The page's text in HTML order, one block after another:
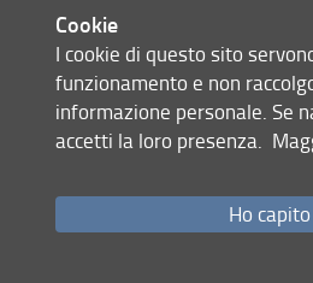
IN PARTICOLARE: CORSI
STRANIERA
Laddove il supervisore ritenga
lingua italiana per gli stranieri)
posseduto dal dottorando, il
Cookie
I cookie di questo sito
funzionamento e non
informazione personale. Se
accetti la loro presenza.
Ho capito